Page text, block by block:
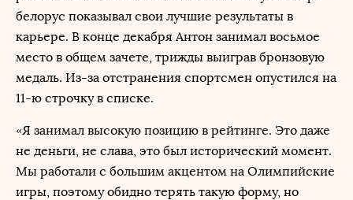
белорус показывал свои лучшие результаты в
карьере. В конце декабря Антон занимал восьмое
место в общем зачете, трижды выиграв бронзовую
медаль. Из-за отстранения спортсмен опустился на
11-ю строчку в списке.
«Я занимал высокую позицию в рейтинге. Это даже
не деньги, не слава, это был исторический момент.
Мы работали с большим акцентом на Олимпийские
игры, поэтому обидно терять такую форму, но